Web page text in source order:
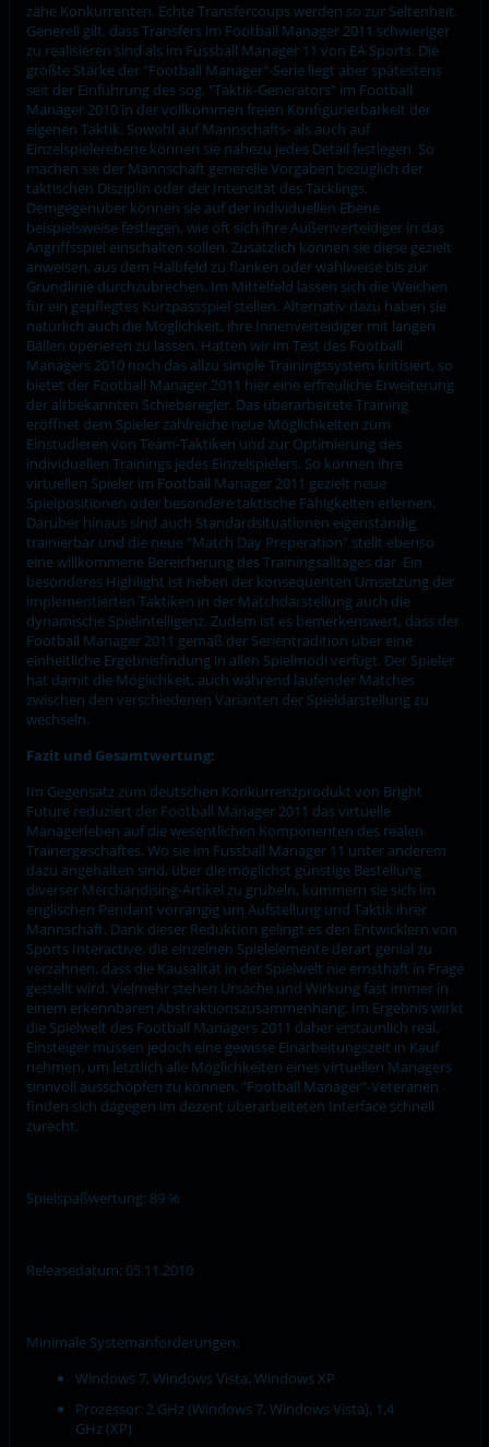
zähe Konkurrenten. Echte Transfercoups werden so zur Seltenheit.
Generell gilt, dass Transfers im Football Manager 2011 schwieriger
zu realisieren sind als im Fussball Manager 11 von EA Sports. Die
größte Stärke der "Football Manager"-Serie liegt aber spätestens
seit der Einführung des sog. "Taktik-Generators" im Football
Manager 2010 in der vollkommen freien Konfigurierbarkeit der
eigenen Taktik. Sowohl auf Mannschafts- als auch auf
Einzelspielerebene können sie nahezu jedes Detail festlegen. So
machen sie der Mannschaft generelle Vorgaben bezüglich der
taktischen Disziplin oder der Intensität des Tacklings.
Demgegenüber können sie auf der individuellen Ebene
beispielsweise festlegen, wie oft sich ihre Außenverteidiger in das
Angriffsspiel einschalten sollen. Zusätzlich können sie diese gezielt
anweisen, aus dem Halbfeld zu flanken oder wahlweise bis zur
Grundlinie durchzubrechen. Im Mittelfeld lassen sich die Weichen
für ein gepflegtes Kurzpassspiel stellen. Alternativ dazu haben sie
natürlich auch die Möglichkeit, ihre Innenverteidiger mit langen
Bällen operieren zu lassen. Hatten wir im Test des Football
Managers 2010 noch das allzu simple Trainingssystem kritisiert, so
bietet der Football Manager 2011 hier eine erfreuliche Erweiterung
der altbekannten Schieberegler. Das überarbeitete Training
eröffnet dem Spieler zahlreiche neue Möglichkeiten zum
Einstudieren von Team-Taktiken und zur Optimierung des
individuellen Trainings jedes Einzelspielers. So können ihre
virtuellen Spieler im Football Manager 2011 gezielt neue
Spielpositionen oder besondere taktische Fähigkeiten erlernen.
Darüber hinaus sind auch Standardsituationen eigenständig
trainierbar und die neue "Match Day Preperation" stellt ebenso
eine willkommene Bereicherung des Trainingsalltages dar. Ein
besonderes Highlight ist neben der konsequenten Umsetzung der
implementierten Taktiken in der Matchdarstellung auch die
dynamische Spielintelligenz. Zudem ist es bemerkenswert, dass der
Football Manager 2011 gemäß der Serientradition über eine
einheitliche Ergebnisfindung in allen Spielmodi verfügt. Der Spieler
hat damit die Möglichkeit, auch während laufender Matches
zwischen den verschiedenen Varianten der Spieldarstellung zu
wechseln.
Fazit und Gesamtwertung:
Im Gegensatz zum deutschen Konkurrenzprodukt von Bright
Future reduziert der Football Manager 2011 das virtuelle
Managerleben auf die wesentlichen Komponenten des realen
Trainergeschäftes. Wo sie im Fussball Manager 11 unter anderem
dazu angehalten sind, über die möglichst günstige Bestellung
diverser Merchandising-Artikel zu grübeln, kümmern sie sich im
englischen Pendant vorrangig um Aufstellung und Taktik ihrer
Mannschaft. Dank dieser Reduktion gelingt es den Entwicklern von
Sports Interactive, die einzelnen Spielelemente derart genial zu
verzahnen, dass die Kausalität in der Spielwelt nie ernsthaft in Frage
gestellt wird. Vielmehr stehen Ursache und Wirkung fast immer in
einem erkennbaren Abstraktionszusammenhang. Im Ergebnis wirkt
die Spielwelt des Football Managers 2011 daher erstaunlich real.
Einsteiger müssen jedoch eine gewisse Einarbeitungszeit in Kauf
nehmen, um letztlich alle Möglichkeiten eines virtuellen Managers
sinnvoll ausschöpfen zu können. "Football Manager"-Veteranen
finden sich dagegen im dezent überarbeiteten Interface schnell
zurecht.
Spielspaßwertung: 89 %
Releasedatum: 05.11.2010
Minimale Systemanforderungen:
Windows 7, Windows Vista, Windows XP
Prozessor: 2 GHz (Windows 7, Windows Vista), 1,4
GHz (XP)